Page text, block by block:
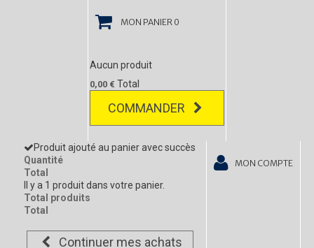
MON PANIER 0
Aucun produit
0,00 € Total
COMMANDER
Produit ajouté au panier avec succès
Quantité
Total
Il y a 1 produit dans votre panier.
Total produits
Total
Continuer mes achats
MON COMPTE